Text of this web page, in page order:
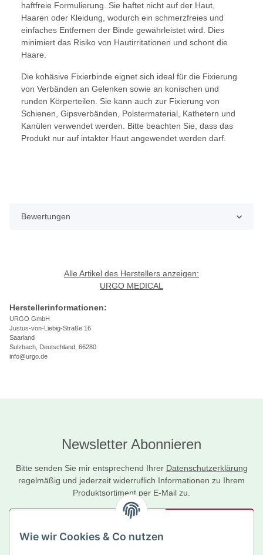
Wie wir Cookies & Co nutzen
haftfreie Formulierung. Sie haftet nicht auf der Haut,
Haaren oder Kleidung, wodurch ein schmerzfreies und
einfaches Entfernen der Binde gewährleistet wird. Dies
minimiert das Risiko von Hautirritationen und schont die
Haare.
Die kohäsive Fixierbinde eignet sich ideal für die Fixierung
von Verbänden an Gelenken sowie an konischen und
runden Körperteilen. Sie kann auch zur Fixierung von
Schienen, Gipsverbänden, Polstermaterial, Kathetern und
Kanülen verwendet werden. Bitte beachten Sie, dass das
Produkt nur auf intakter Haut angewendet werden darf.
Bewertungen
Alle Artikel des Herstellers anzeigen:
URGO MEDICAL
Herstellerinformationen:
URGO GmbH
Justus-von-Liebig-Straße 16
Saarland
Sulzbach, Deutschland, 66280
info@urgo.de
Newsletter Abonnieren
Bitte senden Sie mir entsprechend Ihrer Datenschutzerklärung
regelmäßig und jederzeit widerruflich Informationen zu Ihrem
Produktsortiment per E-Mail zu.
Newsletter Abonnieren